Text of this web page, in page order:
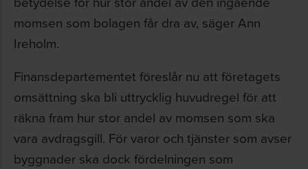
momsen som bolagen får dra av, säger Ann
Ireholm.
Finansdepartementet föreslår nu att företagets
omsättning ska bli uttrycklig huvudregel för att
räkna fram hur stor andel av momsen som ska
vara avdragsgill. För varor och tjänster som avser
byggnader ska dock fördelningen som